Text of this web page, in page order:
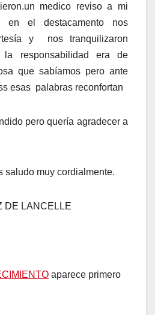
medico reviso a mi
en el destacamento nos
y nos tranquilizaron
la responsabilidad era de
que sabíamos pero ante
esas palabras reconfortan
pero quería agradecer a
saludo muy cordialmente.
DE LANCELLE
aparece primero